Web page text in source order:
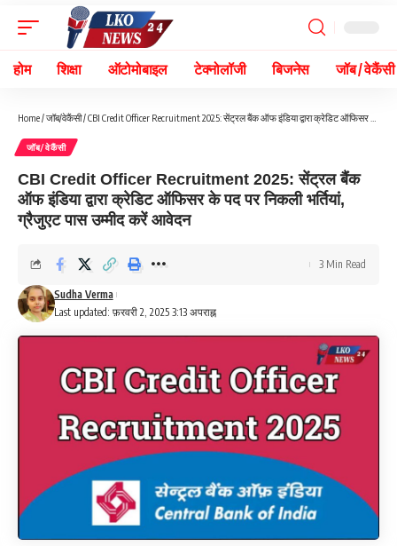
होम शिक्षा ऑटोमोबाइल टेक्नोलॉजी बिजनेस जॉब / वेकैंसी
Home/जॉब/वेकैंसी/CBI Credit Officer Recruitment 2025: सेंट्रल बैंक ऑफ इंडिया द्वारा क्रेडिट ऑफिसर के पद पर निकली भर्तियां, ग्रैजुएट पास उम्मीद करें आवेदन
जॉब/वेकैंसी
CBI Credit Officer Recruitment 2025: सेंट्रल बैंक
ऑफ इंडिया द्वारा क्रेडिट ऑफिसर के पद पर निकली भर्तियां,
ग्रैजुएट पास उम्मीद करें आवेदन
Last updated: फ़रवरी 2, 2025 3:13 अपराह्न
Sudha Verma
3 Min Read